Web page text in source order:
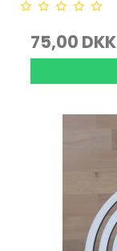
75,00 DKK